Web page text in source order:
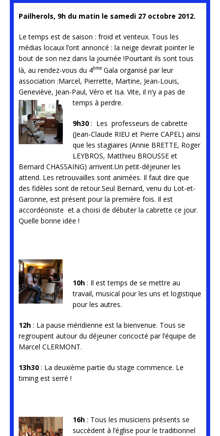
Pailherols, 9h du matin le samedi 27 octobre 2012.
Le temps est de saison : froid et venteux. Tous les
médias locaux l’ont annoncé : la neige devrait pointer le
bout de son nez dans la journée !Pourtant ils sont tous
là, au rendez-vous du 4ème Gala organisé par leur
association :Marcel, Pierrette, Martine, Jean-Louis,
Geneviève, Jean-Paul, Véro et Isa. Vite, il n’y a pas de
temps à perdre.
9h30 : Les professeurs de cabrette
(Jean-Claude RIEU et Pierre CAPEL) ainsi
que les stagiaires (Annie BRETTE, Roger
LEYBROS, Matthieu BROUSSE et
Bernard CHASSAING) arrivent.Un petit-déjeuner les
attend. Les retrouvailles sont animées. Il faut dire que
des fidèles sont de retour.Seul Bernard, venu du Lot-et-
Garonne, est présent pour la première fois. Il est
accordéoniste et a choisi de débuter la cabrette ce jour.
Quelle bonne idée !
10h : Il est temps de se mettre au
travail, musical pour les uns et logistique
pour les autres.
12h : La pause méridienne est la bienvenue. Tous se
regroupent autour du déjeuner concocté par l’équipe de
Marcel CLERMONT.
13h30 : La deuxième partie du stage commence. Le
timing est serré !
16h : Tous les musiciens présents se
succèdent à l’église pour le traditionnel